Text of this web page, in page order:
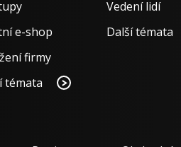
e-shop
firmy
témata
Vedení lidí
Další témata